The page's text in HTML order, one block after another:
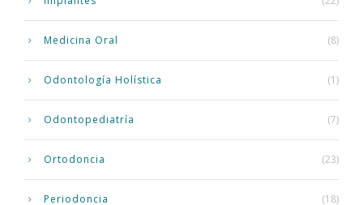
Medicina Oral (8)
Odontología Holística (1)
Odontopediatría (7)
Ortodoncia (23)
Periodoncia (18)